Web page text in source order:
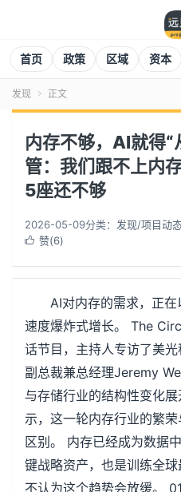
首页 政策 区域 资本
发现  正文
内存不够，AI就得“
管：我们跟不上内
5座还不够
2026-05-09分类： 发现/项目动
 赞(6)
AI对内存的需求，正
速度爆炸式增长。 The
话节目，主持人专访了美
副总裁兼总经理Jeremy
与存储行业的结构性变化
示，这一轮内存行业的繁
区别。 内存已经成为数据
键战略资产，也是训练全
不认为这个趋势会放缓。